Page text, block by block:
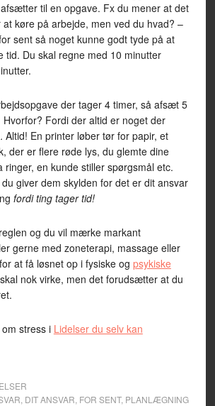
til en opgave. Fx du mener at det
køre på arbejde, men ved du hvad? –
sent så noget kunne godt tyde på at
Du skal regne med 10 minutter
der tager 4 timer, så afsæt 5
Fordi der altid er noget der
En printer løber tør for papir, et
der er flere røde lys, du glemte dine
ringer, en kunde stiller spørgsmål etc.
giver dem skylden for det er dit ansvar
fordi ting tager tid!
og du vil mærke markant
gerne med zoneterapi, massage eller
at få løsnet op i fysiske og psykiske
nok virke, men det forudsætter at du
stress i Lidelser du selv kan
DIT ANSVAR FOR SENT, PLANLÆGNING